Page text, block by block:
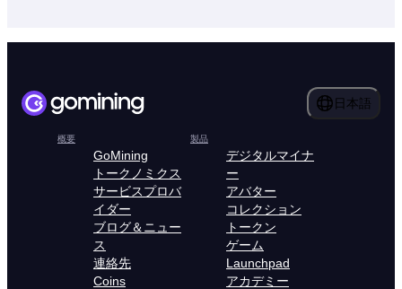
日本語
概要
GoMining
トークノミクス
サービスプロバ
イダー
ブログ＆ニュー
ス
連絡先
Coins
製品
デジタルマイナ
ー
アバター
コレクション
トークン
ゲーム
Launchpad
アカデミー